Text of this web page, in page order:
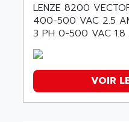
LENZE 8200
400-500 VAC 2.5
3 PH 0-500 VAC 1.8
VOIR